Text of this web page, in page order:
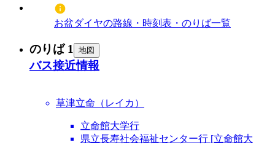
お盆ダイヤの路線・時刻表・のりば一覧
のりば 1 地図
バス接近情報
草津立命（レイカ）
立命館大学行
県立長寿社会福祉センター行 [立命館大